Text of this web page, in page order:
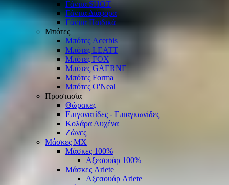
Γάντια SHOT
Γάντια Διάφορα
Γάντια Παιδικά
Μπότες
Μπότες Acerbis
Μπότες LEATT
Μπότες FOX
Μπότες GAERNE
Μπότες Forma
Μπότες O'Neal
Προστασία
Θώρακες
Επιγονατίδες - Επιαγκωνίδες
Κολάρα Αυχένα
Ζώνες
Μάσκες ΜΧ
Μάσκες 100%
Αξεσουάρ 100%
Μάσκες Ariete
Αξεσουάρ Ariete